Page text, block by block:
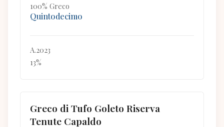
100% Greco
Quintodecimo
A.2023
13%
Greco di Tufo Goleto Riserva
Tenute Capaldo